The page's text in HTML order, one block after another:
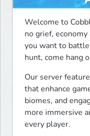
Welcome to
no grief,
you want to
hunt, come hang
Our server
that enhance
biomes, and
more immersive
every player.